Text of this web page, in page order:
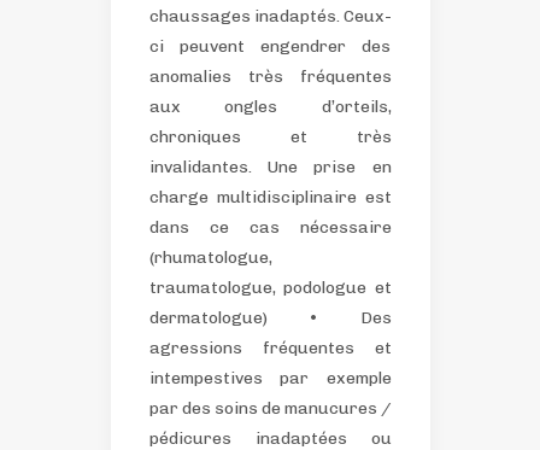
chaussages inadaptés. Ceux-
ci peuvent engendrer des
anomalies très fréquentes
aux ongles d’orteils,
chroniques et très
invalidantes. Une prise en
charge multidisciplinaire est
dans ce cas nécessaire
(rhumatologue,
traumatologue, podologue et
dermatologue) • Des
agressions fréquentes et
intempestives par exemple
par des soins de manucures /
pédicures inadaptées ou